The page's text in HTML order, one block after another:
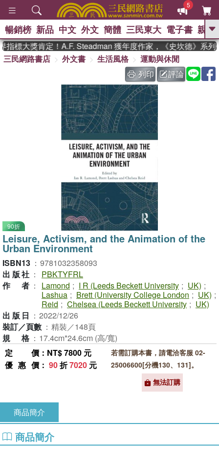
5
GO
熱搜： 東野圭吾 、 The Odyssey
、 如果歷史是一群喵 、 暑期
國際布克獎 臺灣漫遊錄 、 方
念華
、 台灣的李登輝時代
孩：黎曼猜想 、 偉大的迷走神經
暢銷榜 新品 中文 外文 簡體 三民東大 電子書 親子
標大獎肯定！A.F. Steadman 獲年度作家，《史坎德》系列帶
三民網路書店
外文書 生活風格
運動與休閒
列印
評論
90折
Leisure, Activism, and the Animation of the
Urban Environment
ISBN13 ： 9781032358093
出版社 ：
PBKTYFRL
作者 ： Lamond ; I R (Leeds Beckett University ; UK) ;
Lashua ; Brett (University College London ; UK) ;
Reid ; Chelsea (Leeds Beckett University ; UK)
出版日 ： 2022/12/26
裝訂／頁數 ： 精裝／148頁
規格 ： 17.4cm*24.6cm (高/寬)
定價 ：NT$ 7800 元
優惠價 ： 90折7020 元
若需訂購本書，請電洽客服 02-
25006600[分機130、131]。
無法訂購
商品簡介
商品簡介